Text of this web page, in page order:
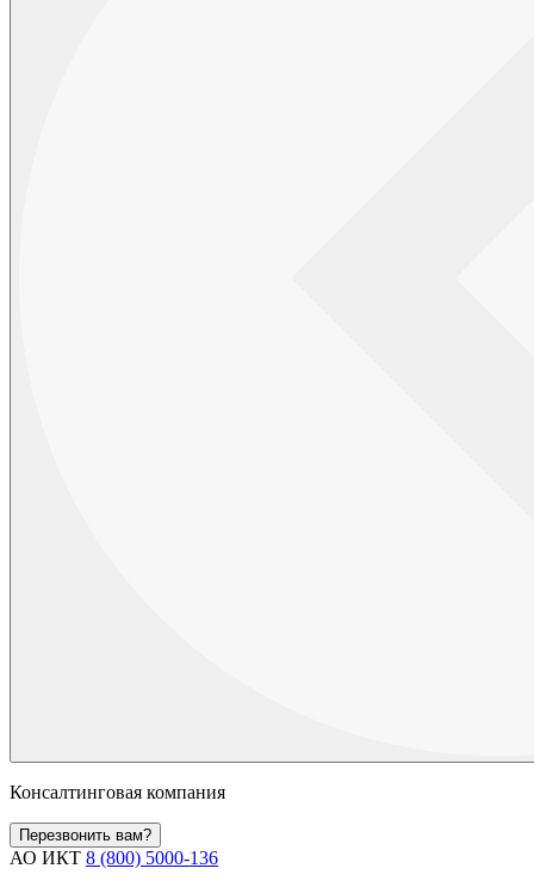
Консалтинговая компания
Перезвонить вам?
АО ИКТ 8 (800) 5000-136